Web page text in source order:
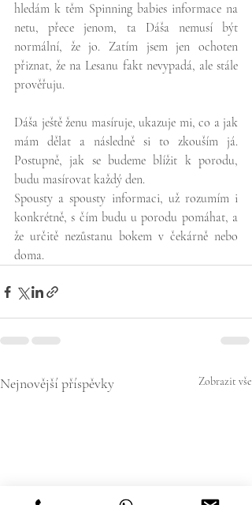
hledám k těm Spinning babies informace na
netu, přece jenom, ta Dáša nemusí být
normální, že jo. Zatím jsem jen ochoten
přiznat, že na Lesanu fakt nevypadá, ale stále
prověřuju.
Dáša ještě ženu masíruje, ukazuje mi, co a jak
mám dělat a následně si to zkouším já.
Postupně, jak se budeme blížit k porodu,
budu masírovat každý den.
Spousty a spousty informaci, už rozumím i
konkrétně, s čím budu u porodu pomáhat, a
že určitě nezůstanu bokem v čekárně nebo
doma.
Nejnovější příspěvky Zobrazit vše